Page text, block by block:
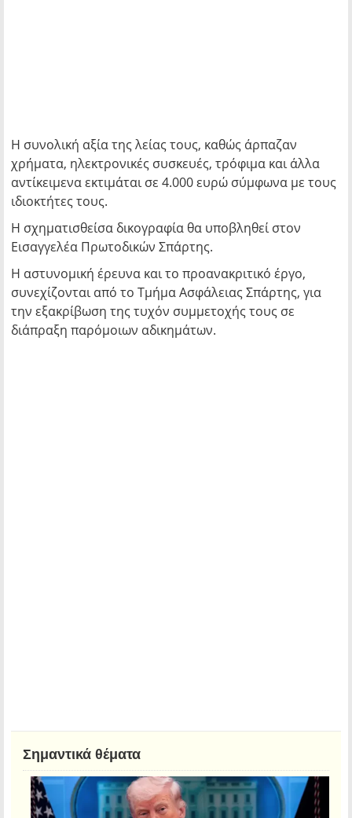
Η συνολική αξία της λείας τους, καθώς άρπαζαν
χρήματα, ηλεκτρονικές συσκευές, τρόφιμα και άλλα
αντίκειμενα εκτιμάται σε 4.000 ευρώ σύμφωνα με τους
ιδιοκτήτες τους.
Η σχηματισθείσα δικογραφία θα υποβληθεί στον
Εισαγγελέα Πρωτοδικών Σπάρτης.
Η αστυνομική έρευνα και το προανακριτικό έργο,
συνεχίζονται από το Τμήμα Ασφάλειας Σπάρτης, για
την εξακρίβωση της τυχόν συμμετοχής τους σε
διάπραξη παρόμοιων αδικημάτων.
Σημαντικά θέματα